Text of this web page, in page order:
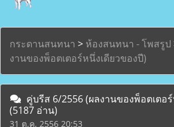
กระดานสนทนา > ห้องสนทนา - โพสรูป
งานของพ็อตเตอร์หนึ่งเดียวของปี)
คู่บรีส 6/2556 (ผลงานของพ็อตเตอ
(5187 อ่าน)
31 ต.ค. 2556 20:53